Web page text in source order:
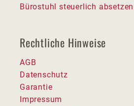
Bürostuhl steuerlich absetzen
Rechtliche Hinweise
AGB
Datenschutz
Garantie
Impressum